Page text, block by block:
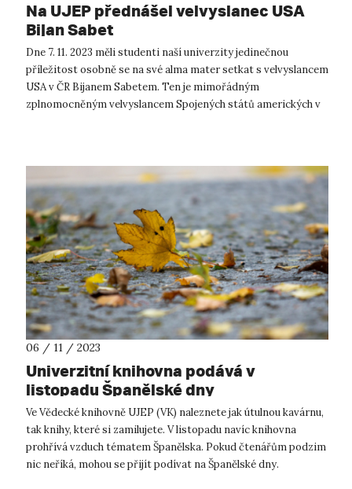
Na UJEP přednášel velvyslanec USA
Bijan Sabet
Dne 7. 11. 2023 měli studenti naší univerzity jedinečnou
příležitost osobně se na své alma mater setkat s velvyslancem
USA v ČR Bijanem Sabetem. Ten je mimořádným
zplnomocněným velvyslancem Spojených států amerických v
06 / 11 / 2023
Univerzitní knihovna podává v
listopadu Španělské dny
Ve Vědecké knihovně UJEP (VK) naleznete jak útulnou kavárnu,
tak knihy, které si zamilujete. V listopadu navíc knihovna
prohřívá vzduch tématem Španělska. Pokud čtenářům podzim
nic neříká, mohou se přijít podívat na Španělské dny.